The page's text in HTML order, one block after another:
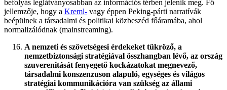
befolyás leglátványosabban az információs térben jelenik meg. Fő
jellemzője, hogy a Kreml- vagy éppen Peking-párti narratívák
beépülnek a társadalmi és politikai közbeszéd főáramába, ahol
normalizálódnak (mainstreaming).
A nemzeti és szövetségesi érdekeket tükröző, a
nemzetbiztonsági stratégiával összhangban lévő, az ország
szuverenitását fenyegető kockázatokat megnevező,
társadalmi konszenzuson alapuló, egységes és világos
stratégiai kommunikációra van szükség az állami